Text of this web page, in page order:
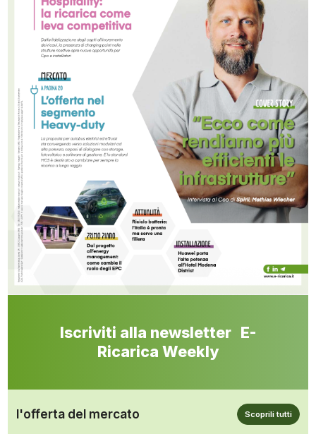
Iscriviti alla newsletter E-
Ricarica Weekly
l'offerta del mercato Scoprili tutti